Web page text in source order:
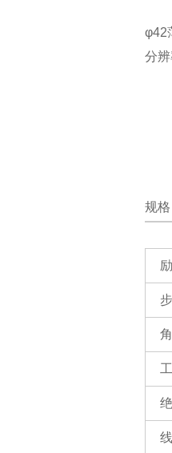
φ42
分
规格